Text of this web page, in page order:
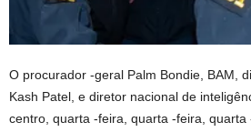
O procurador -geral Palm Bondie, BAM,
Kash Patel, e diretor nacional de
centro, quarta -feira, quarta -feira,